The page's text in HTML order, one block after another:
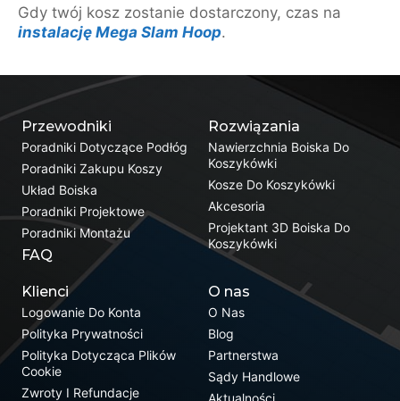
Gdy twój kosz zostanie dostarczony, czas na
instalację Mega Slam Hoop.
Rozwiązania
Nawierzchnia Boiska Do
Koszykówki
Kosze Do Koszykówki
Akcesoria
Projektant 3D Boiska Do
Koszykówki
Przewodniki
Poradniki Dotyczące Podłóg
Poradniki Zakupu Koszy
Układ Boiska
Poradniki Projektowe
Poradniki Montażu
FAQ
Klienci
Logowanie Do Konta
Polityka Prywatności
Polityka Dotycząca Plików
Cookie
Zwroty I Refundacje
O nas
O Nas
Blog
Partnerstwa
Sądy Handlowe
Aktualności